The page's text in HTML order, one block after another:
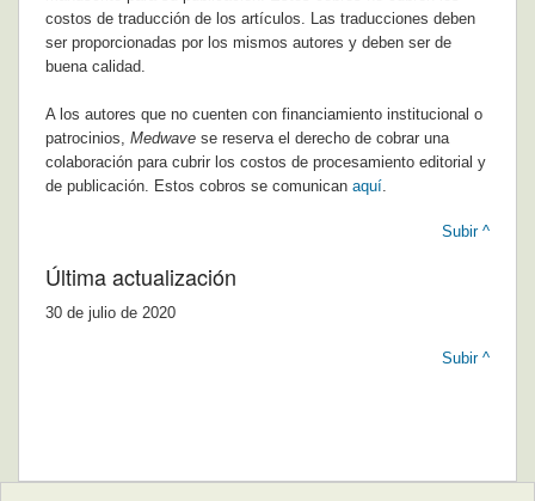
costos de traducción de los artículos. Las traducciones deben
ser proporcionadas por los mismos autores y deben ser de
buena calidad.
A los autores que no cuenten con financiamiento institucional o
patrocinios, Medwave se reserva el derecho de cobrar una
colaboración para cubrir los costos de procesamiento editorial y
de publicación. Estos cobros se comunican aquí
Subir ^
Última actualización
30 de julio de 2020
Subir ^